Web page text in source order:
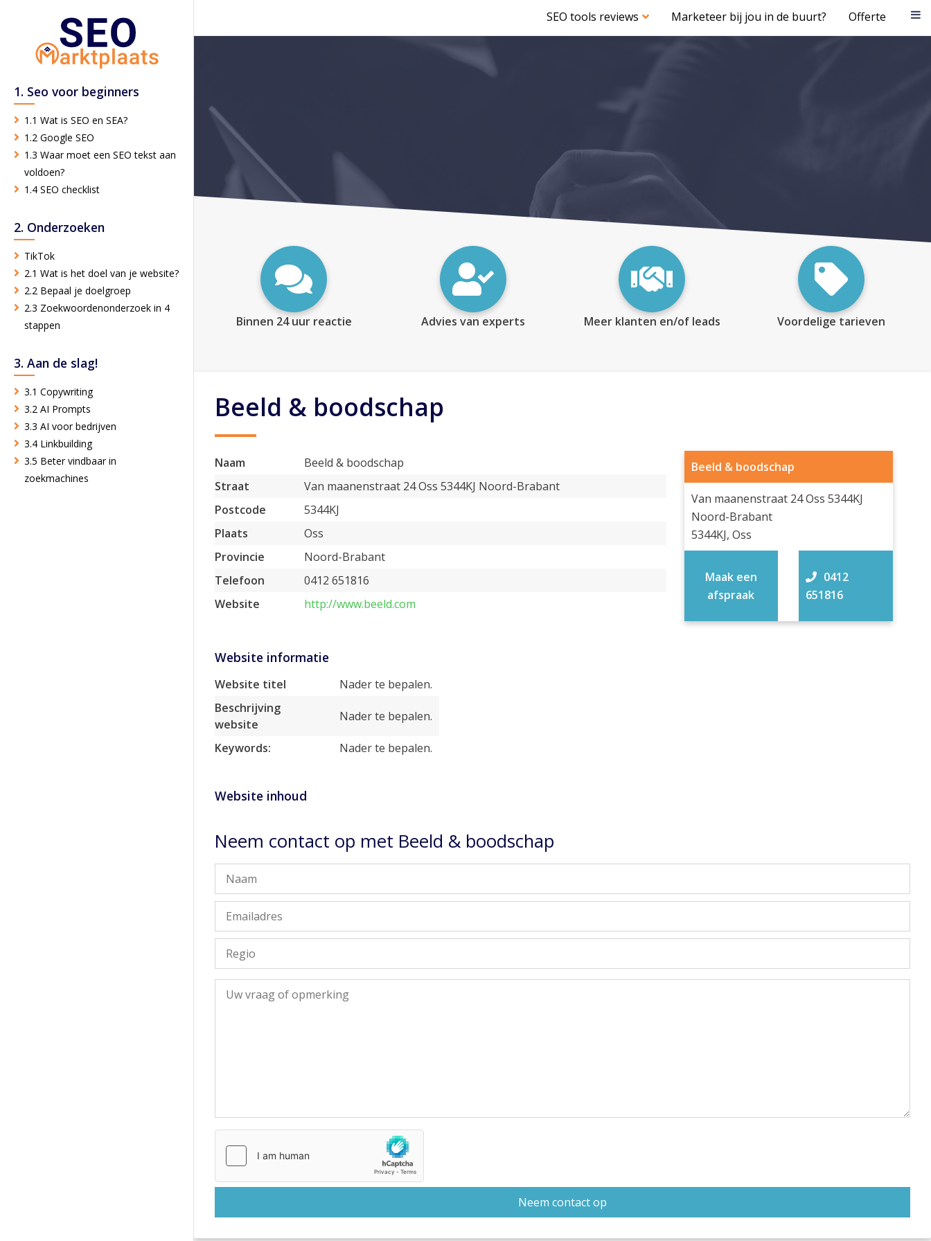
SEO tools reviews Marketeer bij jou in de buurt? Offerte
1. Seo voor beginners
1.1 Wat is SEO en SEA?
1.2 Google SEO
1.3 Waar moet een SEO tekst aan
voldoen?
1.4 SEO checklist
2. Onderzoeken
TikTok
2.1 Wat is het doel van je website?
2.2 Bepaal je doelgroep
2.3 Zoekwoordenonderzoek in 4
stappen
3. Aan de slag!
3.1 Copywriting
3.2 AI Prompts
3.3 AI voor bedrijven
3.4 Linkbuilding
3.5 Beter vindbaar in
zoekmachines
Binnen 24 uur reactie Advies van experts Meer klanten en/of leads Voordelige tarieven
Beeld & boodschap
Naam
Beeld & boodschap
Straat
Van maanenstraat 24 Oss 5344KJ Noord-Brabant
Postcode
5344KJ
Plaats
Oss
Provincie
Noord-Brabant
Telefoon
0412 651816
Website
http://www.beeld.com
Beeld & boodschap
Van maanenstraat 24 Oss 5344KJ
Noord-Brabant
5344KJ, Oss
0412
651816
Maak een
afspraak
Website informatie
Website titel
Nader te bepalen.
Beschrijving
website
Nader te bepalen.
Keywords: Nader te bepalen.
Website inhoud
Neem contact op met Beeld & boodschap